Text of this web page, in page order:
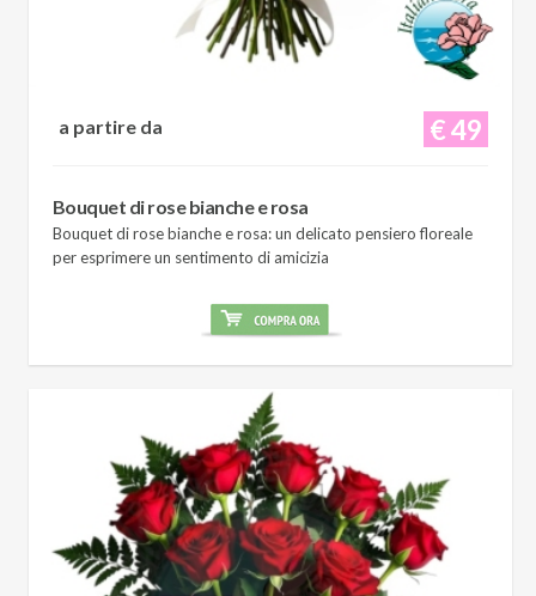
€ 49
a partire da
Bouquet di rose bianche e rosa
Bouquet di rose bianche e rosa: un delicato pensiero floreale
per esprimere un sentimento di amicizia